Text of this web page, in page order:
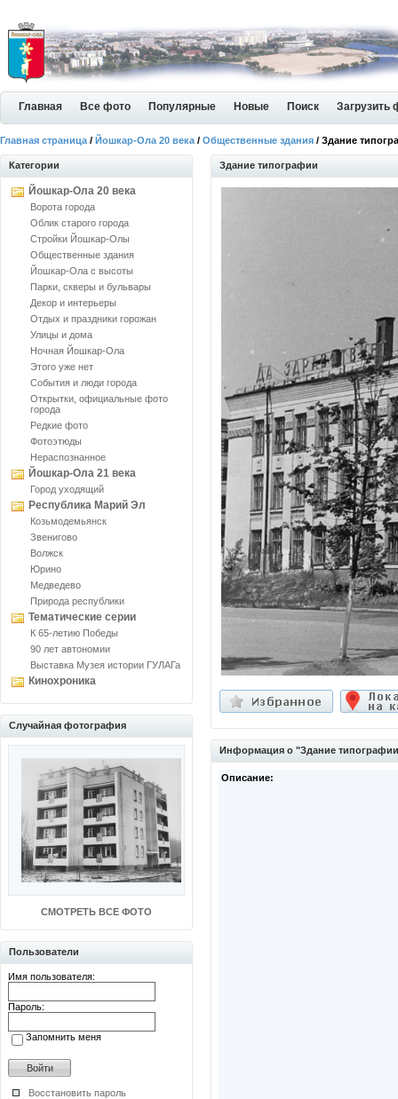
Главная Все фото Популярные Новые Поиск Загрузить
Главная страница / Йошкар-Ола 20 века / Общественные здания / Здание
Категории
Йошкар-Ола 20 века
Ворота города
Облик старого города
Стройки Йошкар-Олы
Общественные здания
Йошкар-Ола с высоты
Парки, скверы и бульвары
Декор и интерьеры
Отдых и праздники горожан
Улицы и дома
Ночная Йошкар-Ола
Этого уже нет
События и люди города
Открытки, официальные фото
города
Редкие фото
Фотоэтюды
Нераспознанное
Йошкар-Ола 21 века
Город уходящий
Республика Марий Эл
Козьмодемьянск
Звенигово
Волжск
Юрино
Медведево
Природа республики
Тематические серии
К 65-летию Победы
90 лет автономии
Выставка Музея истории ГУЛАГа
Кинохроника
Случайная фотография
СМОТРЕТЬ ВСЕ ФОТО
Пользователи
Имя пользователя:
Пароль:
Запомнить меня
Восстановить пароль
Здание типографии
Информация о "Здание
Описание: